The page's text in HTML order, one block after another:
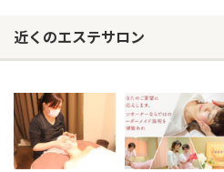
近くのエステサロン